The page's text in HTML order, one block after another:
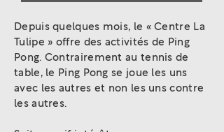
Depuis quelques mois, le « Centre La
Tulipe » offre des activités de Ping
Pong. Contrairement au tennis de
table, le Ping Pong se joue les uns
avec les autres et non les uns contre
les autres.